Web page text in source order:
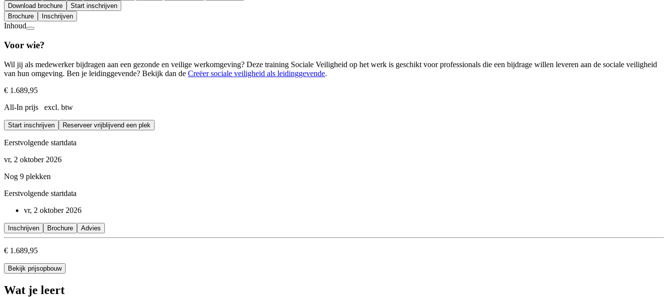
Download brochure
Start inschrijven
Brochure
Inschrijven
Inhoud
Voor wie?
Wil jij als medewerker bijdragen aan een gezonde en veilige werkomgeving? Deze training Sociale Veiligheid op het werk is geschikt voor professionals die een bijdrage willen leveren aan de sociale veiligheid
van hun omgeving. Ben je leidinggevende? Bekijk dan de Creëer sociale veiligheid als leidinggevende.
€ 1.689,95
All-In prijs excl. btw
Start inschrijven Reserveer vrijblijvend een plek
Eerstvolgende startdata
vr, 2 oktober 2026
Nog 9 plekken
Eerstvolgende startdata
vr, 2 oktober 2026
Inschrijven Brochure Advies
€ 1.689,95
Bekijk prijsopbouw
Wat je leert